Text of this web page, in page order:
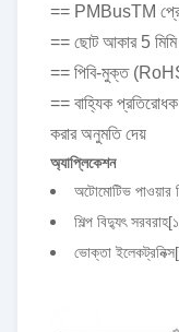
== PMBusTM
== ছোট আকার 5
== পিবি-মুক্ত
== বাহ্যিক
করার অনুমতি দেয়
অ্যাপ্লিকেশন
অটোমোটিভ পাওয়ার
শিল্প বিদ্যুৎ সরবরাহ
ভোক্তা ইলেকট্রনিক্স